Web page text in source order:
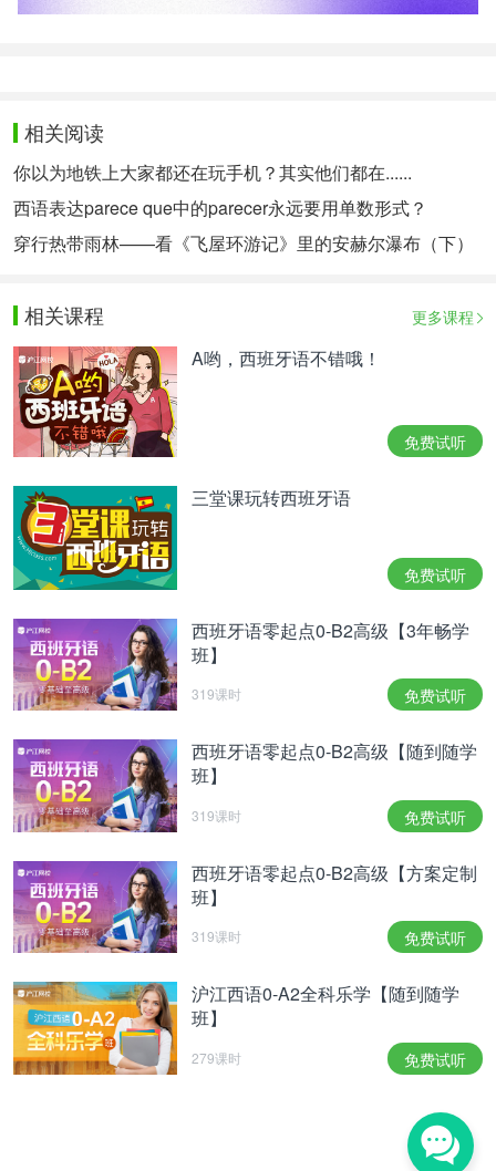
相关阅读
你以为地铁上大家都还在玩手机？其实他们都在......
西语表达parece que中的parecer永远要用单数形式？
穿行热带雨林——看《飞屋环游记》里的安赫尔瀑布（下）
相关课程 更多课程
A哟，西班牙语不错哦！
免费试听
三堂课玩转西班牙语
免费试听
西班牙语零起点0-B2高级【3年畅学
班】
319课时 免费试听
西班牙语零起点0-B2高级【随到随学
班】
319课时 免费试听
西班牙语零起点0-B2高级【方案定制
班】
319课时 免费试听
沪江西语0-A2全科乐学【随到随学
班】
279课时 免费试听